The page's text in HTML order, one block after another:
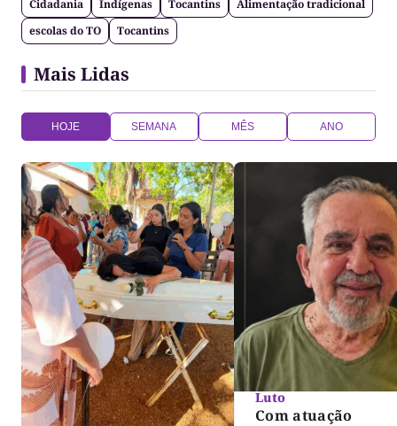
publicações no Brasil e no exterior. Atua nas áreas
de Web, Cinema, Rádio e Televisão.
Cidadania Indígenas Tocantins
Alimentação tradicional
escolas do TO
Tocantins
Mais Lidas
HOJE SEMANA MÊS ANO
Luto
Com atuação